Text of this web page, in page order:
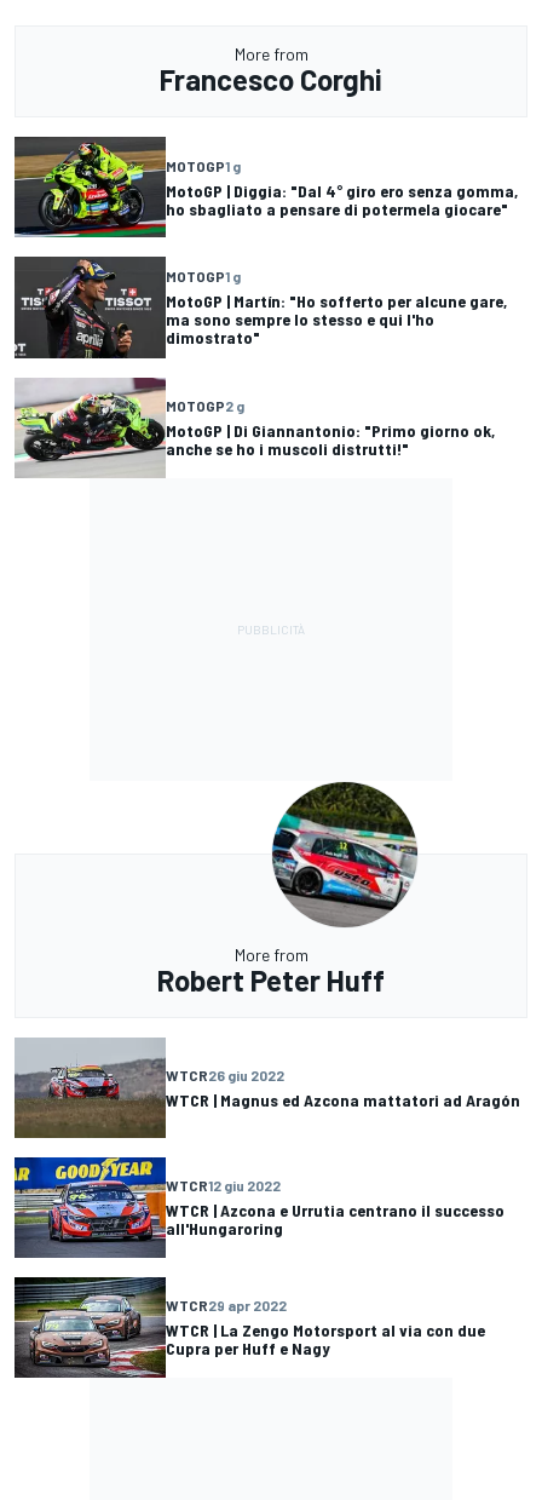
More from
Francesco Corghi
MOTOGP1 g
MotoGP | Diggia: "Dal 4° giro ero senza gomma,
ho sbagliato a pensare di potermela giocare"
MOTOGP1 g
MotoGP | Martín: "Ho sofferto per alcune gare,
ma sono sempre lo stesso e qui l'ho
dimostrato"
MOTOGP2 g
MotoGP | Di Giannantonio: "Primo giorno ok,
anche se ho i muscoli distrutti!"
More from
Robert Peter Huff
WTCR26 giu 2022
WTCR | Magnus ed Azcona mattatori ad Aragón
WTCR12 giu 2022
WTCR | Azcona e Urrutia centrano il successo
all'Hungaroring
WTCR29 apr 2022
WTCR | La Zengo Motorsport al via con due
Cupra per Huff e Nagy